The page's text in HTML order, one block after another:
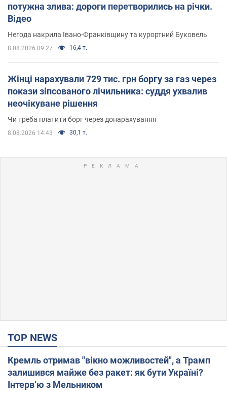
потужна злива: дороги перетворились на річки.
Відео
Негода накрила Івано-Франківщину та курортний Буковель
8.08.2026 09:27 16,4 т.
Жінці нарахували 729 тис. грн боргу за газ через
покази зіпсованого лічильника: суддя ухвалив
неочікуване рішення
Чи треба платити борг через донарахування
8.08.2026 14:43 30,1 т.
TOP NEWS
Кремль отримав "вікно можливостей", а Трамп
залишився майже без ракет: як бути Україні?
Інтерв’ю з Мельником